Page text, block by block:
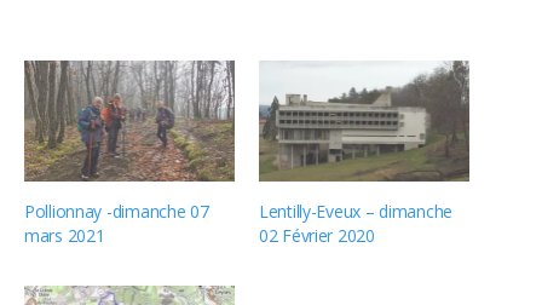
Pollionnay -dimanche 07
mars 2021
Lentilly-Eveux – dimanche
02 Février 2020